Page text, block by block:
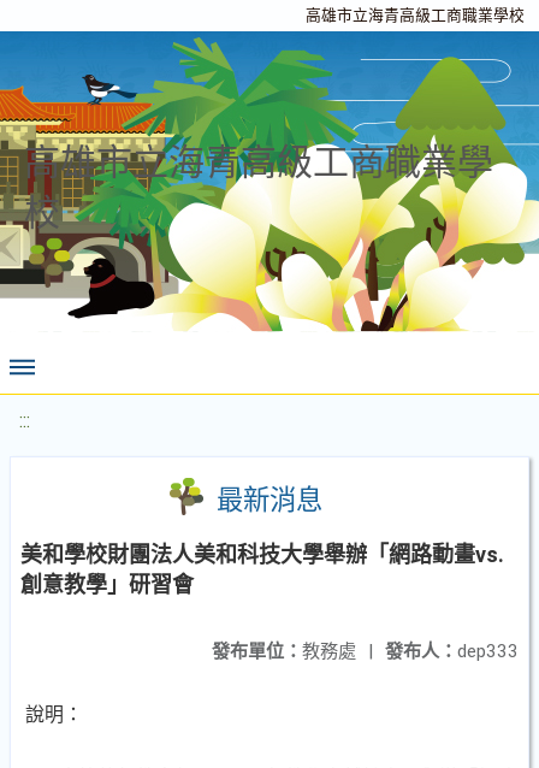
高雄市立海青高級工商職業學校
高雄市立海青高級工商職業學
校
:::
最新消息
美和學校財團法人美和科技大學舉辦「網路動畫vs.
創意教學」研習會
發布人： dep333
發布單位： 教務處 |
說明：